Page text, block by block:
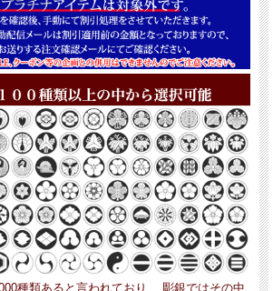
種類あると言われており、 彫銀ではその中